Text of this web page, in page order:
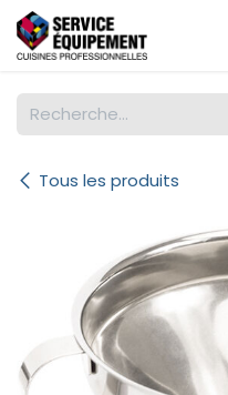
Se rendre au contenu
Tous les produits